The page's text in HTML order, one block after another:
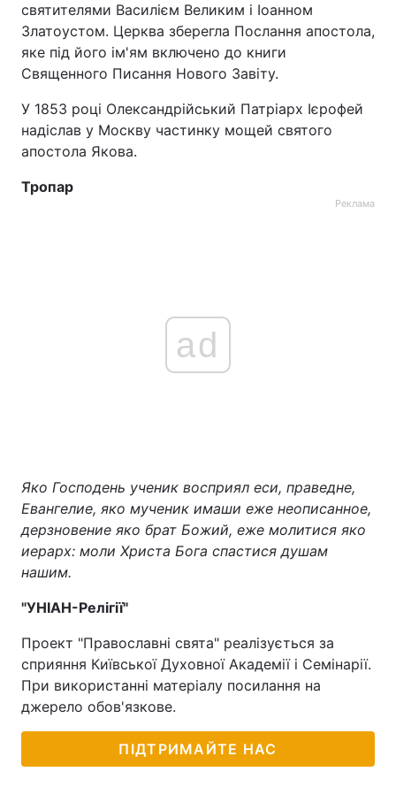
Тема оформлення
святителями Василієм Великим і Іоанном
Златоустом. Церква зберегла Послання апостола,
яке під його ім'ям включено до книги
Священного Писання Нового Завіту.
У 1853 році Олександрійський Патріарх Ієрофей
надіслав у Москву частинку мощей святого
апостола Якова.
Тропар
Реклама
ad
Яко Господень ученик восприял еси, праведне,
Евангелие, яко мученик имаши еже неописанное,
дерзновение яко брат Божий, еже молитися яко
иерарх: моли Христа Бога спастися душам
нашим.
"УНІАН-Релігії"
Проект "Православні свята" реалізується за
сприяння Київської Духовної Академії і Семінарії.
При використанні матеріалу посилання на
джерело обов'язкове.
ПІДТРИМАЙТЕ НАС